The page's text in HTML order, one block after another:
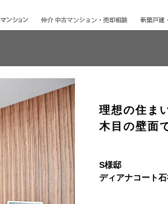
理想の住ま
木目の壁面
S様邸
ディアナコート